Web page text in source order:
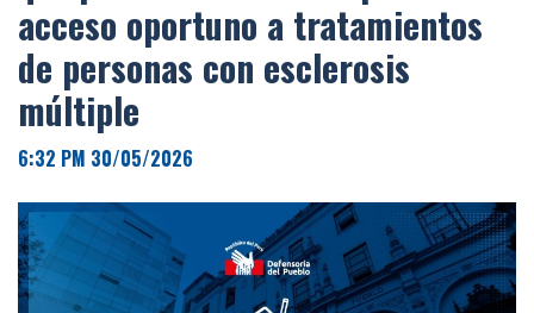
acceso oportuno a tratamientos
de personas con esclerosis
múltiple
6:32 PM 30/05/2026